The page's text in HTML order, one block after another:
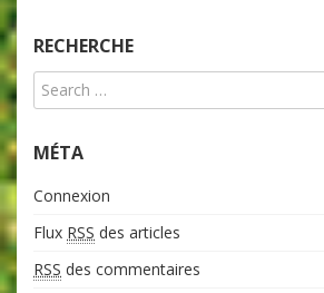
RECHERCHE
MÉTA
Connexion
Flux RSS des articles
RSS des commentaires